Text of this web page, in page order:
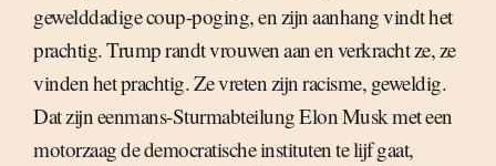
gewelddadige coup-poging, en zijn aanhang vindt het
prachtig. Trump randt vrouwen aan en verkracht ze, ze
vinden het prachtig. Ze vreten zijn racisme, geweldig.
Dat zijn eenmans-Sturmabteilung Elon Musk met een
motorzaag de democratische instituten te lijf gaat,